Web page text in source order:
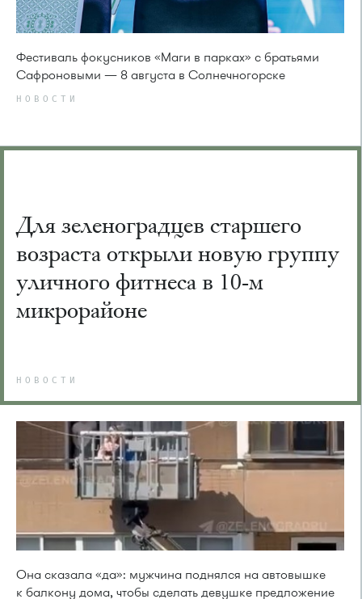
Фестиваль фокусников «Маги в парках» с братьями
Сафроновыми — 8 августа в Солнечногорске
НОВОСТИ
Для зеленоградцев старшего
возраста открыли новую группу
уличного фитнеса в 10-м
микрорайоне
НОВОСТИ
Она сказала «да»: мужчина поднялся на автовышке
к балкону дома, чтобы сделать девушке предложение